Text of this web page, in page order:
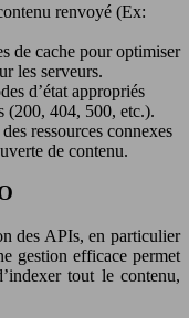
renvoyé (Ex:
de cache pour optimiser
les serveurs.
d’état appropriés
(200, 404, 500, etc.).
ressources connexes
de contenu.
des APIs, en particulier
gestion efficace permet
tout le contenu,